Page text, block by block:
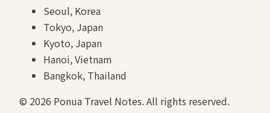
Seoul, Korea
Tokyo, Japan
Kyoto, Japan
Hanoi, Vietnam
Bangkok, Thailand
© 2026 Ponua Travel Notes. All rights reserved.